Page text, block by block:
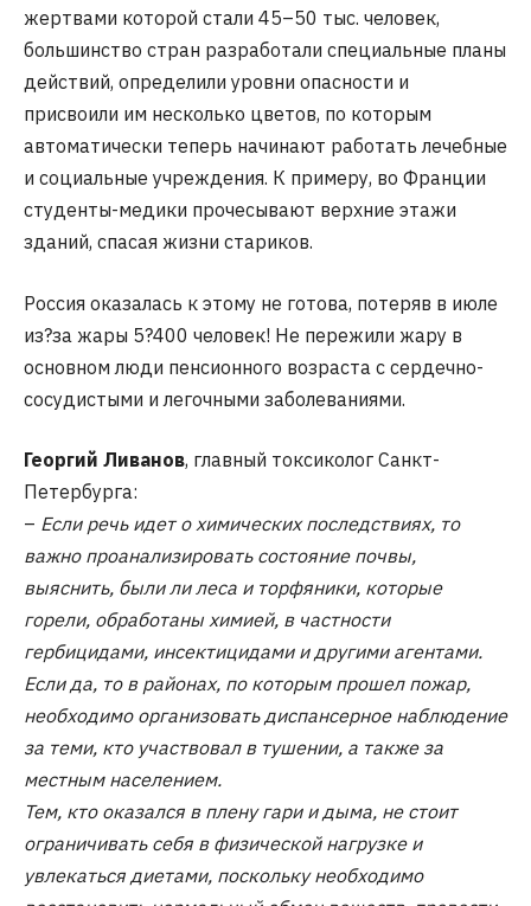
жертвами которой стали 45–50 тыс. человек,
большинство стран разработали специальные планы
действий, определили уровни опасности и
присвоили им несколько цветов, по которым
автоматически теперь начинают работать лечебные
и социальные учреждения. К примеру, во Франции
студенты-медики прочесывают верхние этажи
зданий, спасая жизни стариков.
Россия оказалась к этому не готова, потеряв в июле
из?за жары 5?400 человек! Не пережили жару в
основном люди пенсионного возраста с сердечно-
сосудистыми и легочными заболеваниями.
Георгий Ливанов, главный токсиколог Санкт-
Петербурга:
– Если речь идет о химических последствиях, то
важно проанализировать состояние почвы,
выяснить, были ли леса и торфяники, которые
горели, обработаны химией, в частности
гербицидами, инсектицидами и другими агентами.
Если да, то в районах, по которым прошел пожар,
необходимо организовать диспансерное наблюдение
за теми, кто участвовал в тушении, а также за
местным населением.
Тем, кто оказался в плену гари и дыма, не стоит
ограничивать себя в физической нагрузке и
увлекаться диетами, поскольку необходимо